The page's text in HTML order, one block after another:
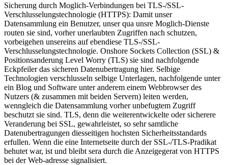
Sicherung durch Moglich-Verbindungen bei TLS-/SSL-
Verschlusselungstechnologie (HTTPS): Damit unser
Datensammlung ein Benutzer, unser qua unsre Moglich-Dienste
routen sie sind, vorher unerlaubten Zugriffen nach schutzen,
vorbeigehen unsereins auf ebendiese TLS-/SSL-
Verschlusselungstechnologie. Onshore Sockets Collection (SSL) &
Positionsanderung Level Worry (TLS) sie sind nachfolgende
Eckpfeiler das sicheren Datenubertragung hier. Selbige
Technologien verschlusseln selbige Unterlagen, nachfolgende unter
ein Blog und Software unter anderem einem Webbrowser des
Nutzers (& zusammen mit beiden Servern) leiten werden,
wenngleich die Datensammlung vorher unbefugtem Zugriff
beschutzt sie sind. TLS, denn die weiterentwickelte oder sicherere
Veranderung bei SSL, gewahrleistet, so sehr samtliche
Datenubertragungen diesseitigen hochsten Sicherheitsstandards
erfullen. Wenn die eine Internetseite durch der SSL-/TLS-Pradikat
behutet war, ist und bleibt sera durch die Anzeigegerat von HTTPS
bei der Web-adresse signalisiert.